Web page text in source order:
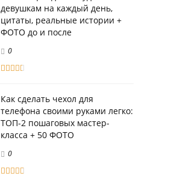
девушкам на каждый день,
цитаты, реальные истории +
ФОТО до и после
0
Как сделать чехол для
телефона своими руками легко:
ТОП-2 пошаговых мастер-
класса + 50 ФОТО
0